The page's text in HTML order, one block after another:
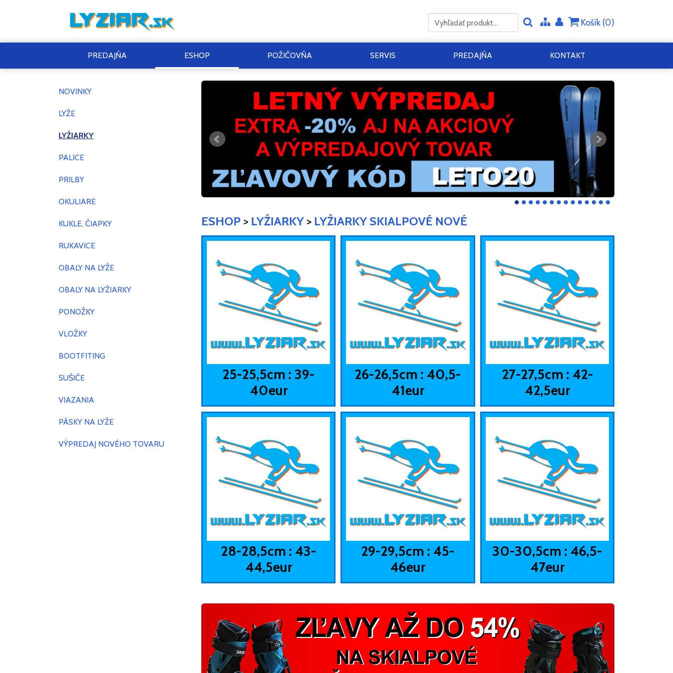
Košík (0)
PREDAJŇA ESHOP POŽIČOVŇA SERVIS PREDAJŇA KONTAKT
NOVINKY
LYŽE
LYŽIARKY
PALICE
PRILBY
OKULIARE
KUKLE, ČIAPKY
RUKAVICE
OBALY NA LYŽE
OBALY NA LYŽIARKY
PONOŽKY
VLOŽKY
BOOTFITING
SUŠIČE
VIAZANIA
PÁSKY NA LYŽE
VÝPREDAJ NOVÉHO TOVARU
ESHOP > LYŽIARKY > LYŽIARKY SKIALPOVÉ NOVÉ
25-25,5cm : 39-
40eur
26-26,5cm : 40,5-
41eur
27-27,5cm : 42-
42,5eur
28-28,5cm : 43-
44,5eur
29-29,5cm : 45-
46eur
30-30,5cm : 46,5-
47eur